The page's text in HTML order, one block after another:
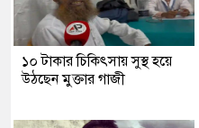
১০ টাকার চিকিৎসায় সুস্থ হয়ে
উঠছেন মুক্তার গাজী